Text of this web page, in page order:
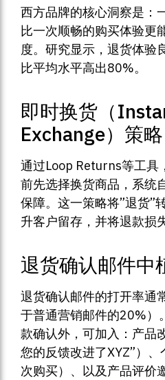
西方品牌的核心洞察是：
比一次顺畅的购买体验更
度。研究显示，退货体验
比平均水平高出80%。
即时换货（
Exchange）策略
通过Loop Returns等工具
前先选择换货商品，系统
保障。这一策略将”退货”
升客户留存，并将退款损
退货确认邮件中
退货确认邮件的打开率通
于普通营销邮件的20%）
款确认外，可加入：产品
您的反馈改进了XYZ”）
次购买）、以及产品评价